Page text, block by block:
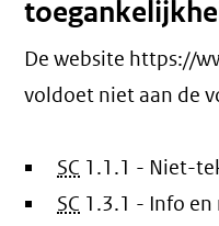
De website https://
voldoet niet aan de
SC 1.1.1 - Niet-
SC 1.3.1 - Info en